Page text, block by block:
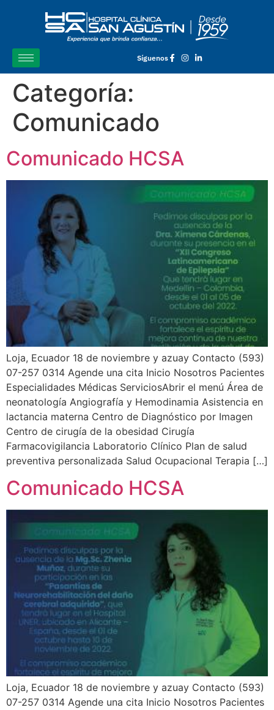
Síguenos
Categoría:
Comunicado
Comunicado HCSA
Loja, Ecuador 18 de noviembre y azuay Contacto (593)
07-257 0314 Agende una cita Inicio Nosotros Pacientes
Especialidades Médicas ServiciosAbrir el menú Área de
neonatología Angiografía y Hemodinamia Asistencia en
lactancia materna Centro de Diagnóstico por Imagen
Centro de cirugía de la obesidad Cirugía
Farmacovigilancia Laboratorio Clínico Plan de salud
preventiva personalizada Salud Ocupacional Terapia […]
Comunicado HCSA
Loja, Ecuador 18 de noviembre y azuay Contacto (593)
07-257 0314 Agende una cita Inicio Nosotros Pacientes